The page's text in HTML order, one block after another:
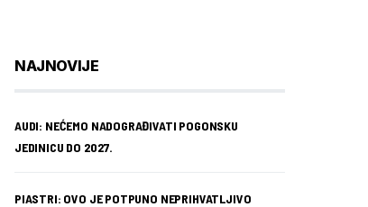
NAJNOVIJE
AUDI: NEĆEMO NADOGRAĐIVATI POGONSKU
JEDINICU DO 2027.
PIASTRI: OVO JE POTPUNO NEPRIHVATLJIVO